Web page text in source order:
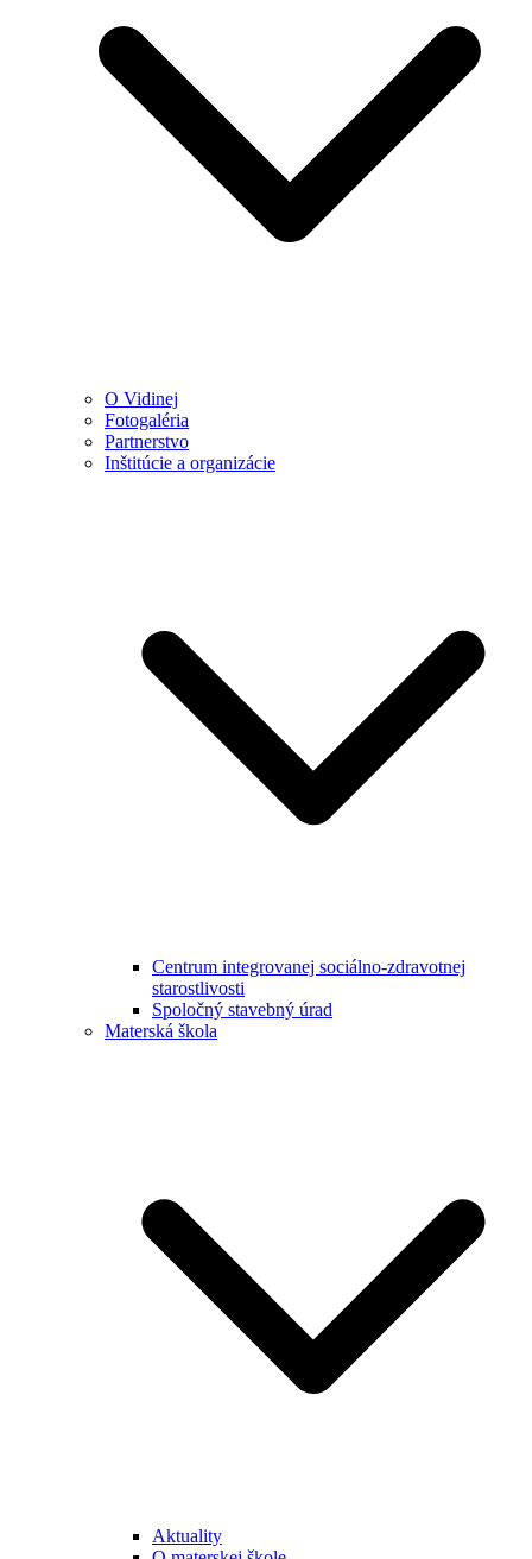
O Vidinej
Fotogaléria
Partnerstvo
Inštitúcie a organizácie
Centrum integrovanej sociálno-zdravotnej
starostlivosti
Spoločný stavebný úrad
Materská škola
Aktuality